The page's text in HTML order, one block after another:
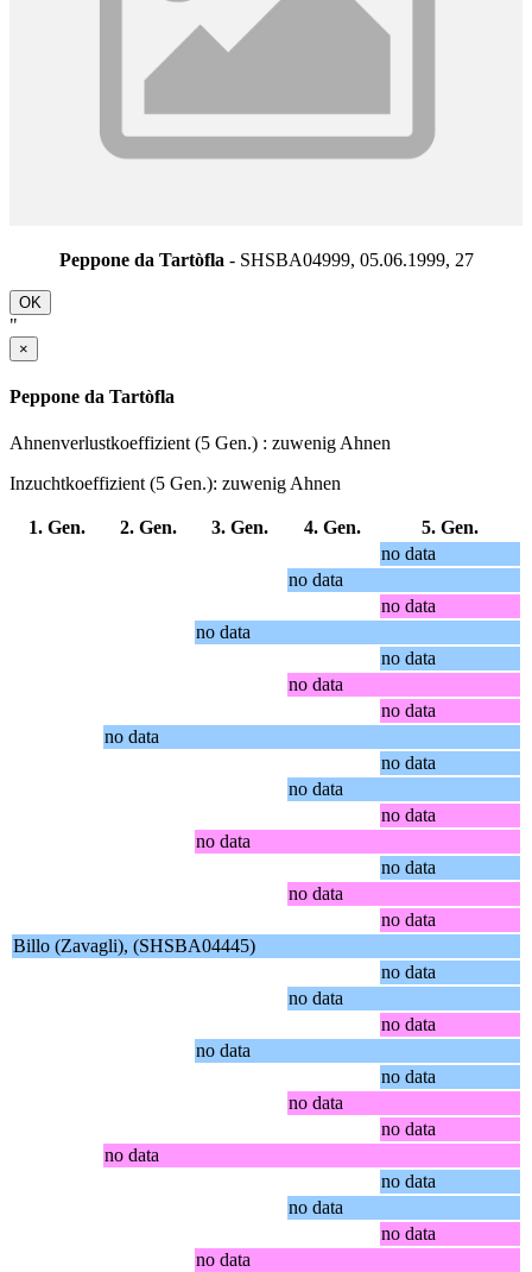
Peppone da Tartòfla - SHSBA04999, 05.06.1999, 27
OK
"
×
Peppone da Tartòfla
Ahnenverlustkoeffizient (5 Gen.) : zuwenig Ahnen
Inzuchtkoeffizient (5 Gen.): zuwenig Ahnen
1. Gen. 2. Gen. 3. Gen. 4. Gen.
5. Gen.
no data
no data
no data
no data
no data
no data
no data
no data
no data
no data
no data
no data
no data
no data
no data
Billo (Zavagli), (SHSBA04445)
no data
no data
no data
no data
no data
no data
no data
no data
no data
no data
no data
no data